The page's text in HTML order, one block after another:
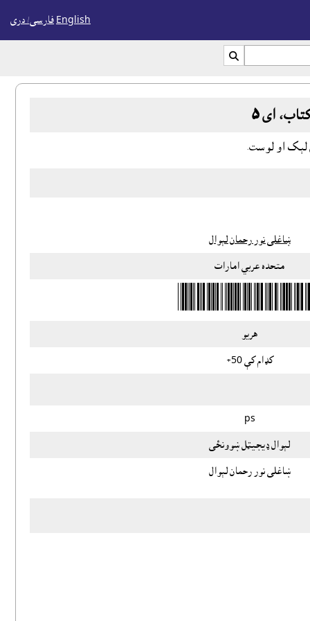
English فارسی/ درى

اى ٥
لېک او لوست.
ښاغلى نور رحمان لېوال
متحده عربي امارات
هريو
کډام کې 50+
ps
لېوال ډيجيټل ښوونځى
ښاغلى نور رحمان لېوال